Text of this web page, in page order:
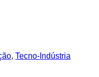
, Tecno-Indústria